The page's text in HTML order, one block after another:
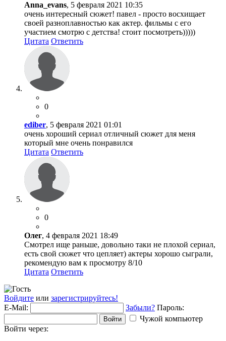
Anna_evans, 5 февраля 2021 10:35
очень интересный сюжет! павел - просто восхищает
своей разноплавностью как актер. фильмы с его
участием смотрю с детства! стоит посмотреть)))))
Цитата Ответить
0
ediber, 5 февраля 2021 01:01
очень хороший сериал отличный сюжет для меня
который мне очень понравился
Цитата Ответить
0
Олег, 4 февраля 2021 18:49
Смотрел ище раньше, довольно таки не плохой сериал,
есть свой сюжет что цепляет) актеры хорошо сыграли,
рекомендую вам к просмотру 8/10
Цитата Ответить
Войдите или зарегистрируйтесь!
E-Mail:
Забыли? Пароль:
Войти
Чужой компьютер
Войти через: